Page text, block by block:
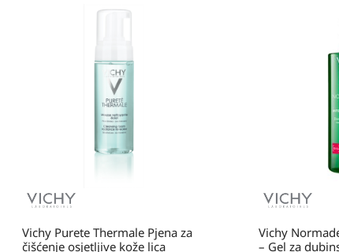
Vichy Purete Thermale Pjena za
čišćenje osjetljive kože lica
Vichy
– Gel za